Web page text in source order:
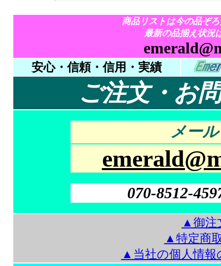
商品リストは今の品ぞ
最新の品揃え状況
安心・信頼・信用・実績
ご注文・お
メー
070-8512-
▲御注
▲特定商
▲当社の個人情報